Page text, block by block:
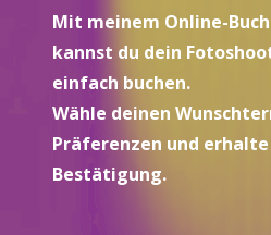
Mit meinem Online-
kannst du dein
einfach buchen.
Wähle deinen
Präferenzen und
Bestätigung.